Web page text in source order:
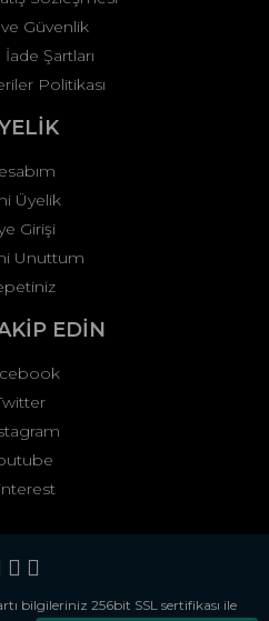
Güvenlik
Şartları
Politikası
Üyelik
Girişi
Unuttum
EDİN
bilgileriniz 256bit SSL sertifikası ile